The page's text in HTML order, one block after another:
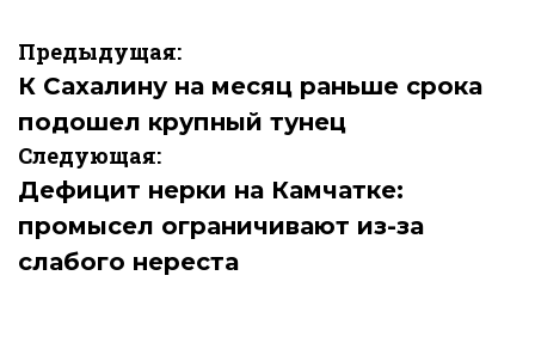
Навигация
по
записям
Предыдущая:
К Сахалину на месяц раньше срока
подошел крупный тунец
Следующая:
Дефицит нерки на Камчатке:
промысел ограничивают из-за
слабого нереста